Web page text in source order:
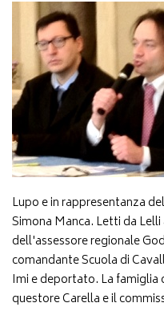
Lupo e in rappresentanza
Simona Manca. Letti da
dell'assessore regionale
comandante Scuola di
Imi e deportato. La famiglia
questore Carella e il